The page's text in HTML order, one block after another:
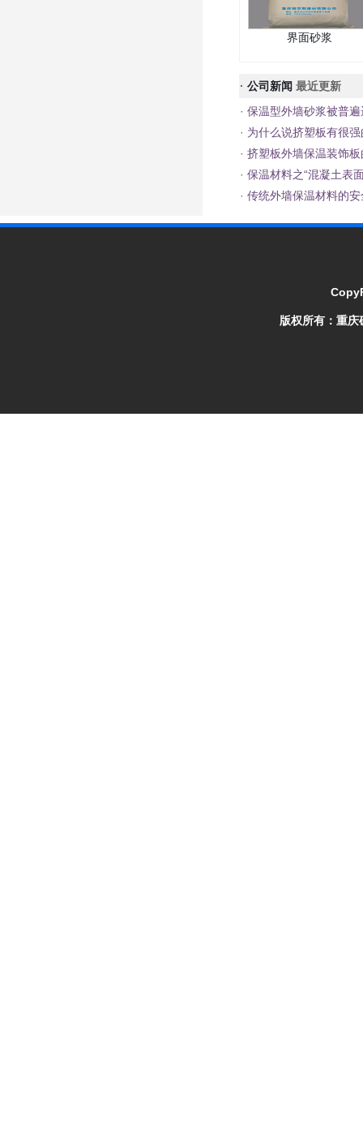
界面砂浆
· 公司新闻 最近更新
· 保温型外墙砂浆被普
· 为什么说挤塑板有很
· 挤塑板外墙保温装饰
· 保温材料之“混凝土表
· 传统外墙保温材料的
版权所有： 重庆